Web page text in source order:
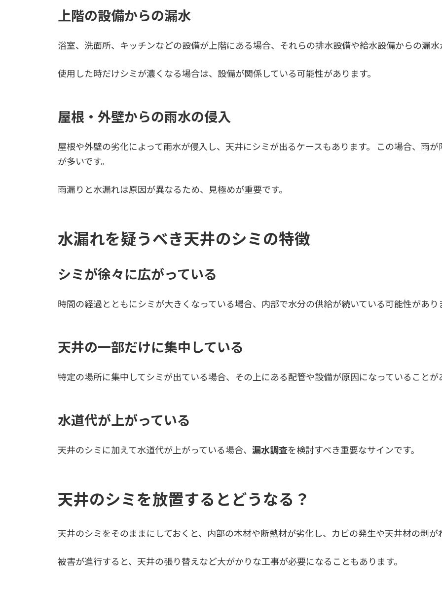
上階の設備からの漏水
浴室、洗面所、キッチンなどの設備が上階にある場合、それらの排水設備や給水設備からの漏水
使用した時だけシミが濃くなる場合は、設備が関係している可能性があります。
屋根・外壁からの雨水の侵入
屋根や外壁の劣化によって雨水が侵入し、天井にシミが出るケースもあります。 この場合、雨
が多いです。
雨漏りと水漏れは原因が異なるため、見極めが重要です。
水漏れを疑うべき天井のシミの特徴
シミが徐々に広がっている
時間の経過とともにシミが大きくなっている場合、内部で水分の供給が続いている可能性があり
天井の一部だけに集中している
特定の場所に集中してシミが出ている場合、その上にある配管や設備が原因になっていることが
水道代が上がっている
天井のシミに加えて水道代が上がっている場合、 漏水調査を検討すべき重要なサインです。
天井のシミを放置するとどうなる？
天井のシミをそのままにしておくと、内部の木材や断熱材が劣化し、カビの発生や天井材の剥が
被害が進行すると、天井の張り替えなど大がかりな工事が必要になることもあります。